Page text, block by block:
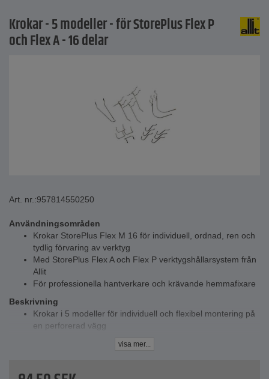
Krokar - 5 modeller - för StorePlus Flex P
och Flex A - 16 delar
Art. nr.:957814550250
Användningsområden
Krokar StorePlus Flex M 16 för individuell, ordnad, ren och
tydlig förvaring av verktyg
Med StorePlus Flex A och Flex P verktygshållarsystem från
Allit
För professionella hantverkare och krävande hemmafixare
Beskrivning
Krokar i 5 modeller för individuell och flexibel montering på
en perforerad vägg
visa mer...